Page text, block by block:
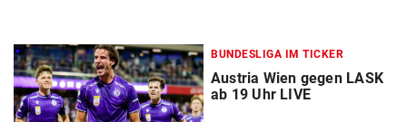
BUNDESLIGA IM TICKER
Austria Wien gegen LASK
ab 19 Uhr LIVE